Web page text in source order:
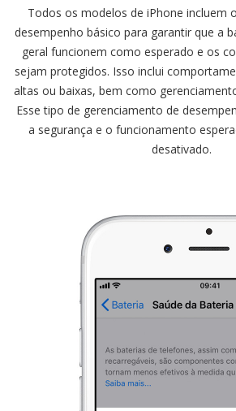
Todos os modelos de iPhone incluem
desempenho básico para garantir que a
geral funcionem como esperado e os
sejam protegidos. Isso inclui
altas ou baixas, bem como
Esse tipo de gerenciamento de
a segurança e o funcionamento
desativado.